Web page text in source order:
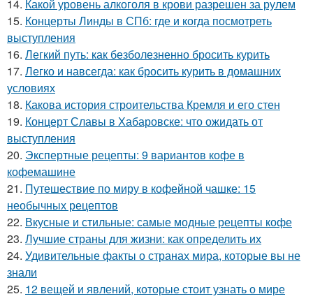
14. Какой уровень алкоголя в крови разрешен за рулем
15. Концерты Линды в СПб: где и когда посмотреть
выступления
16. Легкий путь: как безболезненно бросить курить
17. Легко и навсегда: как бросить курить в домашних
условиях
18. Какова история строительства Кремля и его стен
19. Концерт Славы в Хабаровске: что ожидать от
выступления
20. Экспертные рецепты: 9 вариантов кофе в
кофемашине
21. Путешествие по миру в кофейной чашке: 15
необычных рецептов
22. Вкусные и стильные: самые модные рецепты кофе
23. Лучшие страны для жизни: как определить их
24. Удивительные факты о странах мира, которые вы не
знали
25. 12 вещей и явлений, которые стоит узнать о мире